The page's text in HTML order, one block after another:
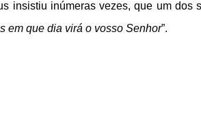
insistiu inúmeras vezes, que um dos
em que dia virá o vosso Senhor”.